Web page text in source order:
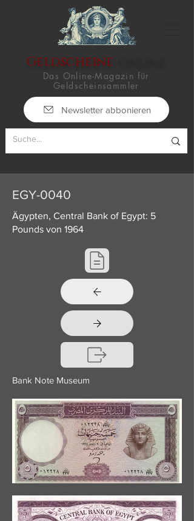
Geldscheine
Das Online-Magazin für
Geldscheinsammler
Newsletter abbonieren
EGY-0040
Ägypten, Central Bank of Egypt: 5
Pounds von 1964
Bank Note Museum